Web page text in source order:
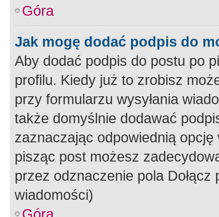
Góra
Jak mogę dodać podpis do
Aby dodać podpis do postu po
profilu. Kiedy już to zrobisz
przy formularzu wysyłania
także domyślnie dodawać
zaznaczając odpowiednią
pisząc post możesz
przez odznaczenie pola
wiadomości)